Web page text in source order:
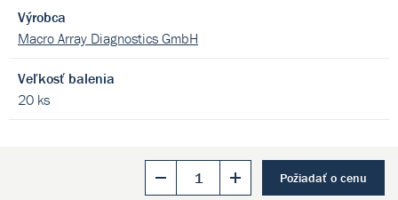
Výrobca
Macro Array Diagnostics GmbH
Veľkosť balenia
20 ks
Požiadať o cenu